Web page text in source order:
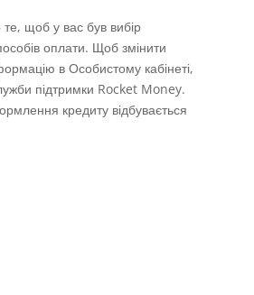
щоб у вас був вибір
оплати. Щоб змінити
в Особистому кабінеті,
підтримки Rocket Money.
кредиту відбувається